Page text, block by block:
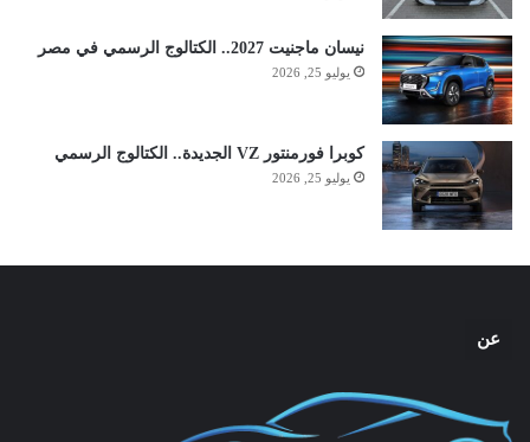
نيسان ماجنيت 2027.. الكتالوج الرسمي في مصر
يوليو 25, 2026
كوبرا فورمنتور VZ الجديدة.. الكتالوج الرسمي
يوليو 25, 2026
عن